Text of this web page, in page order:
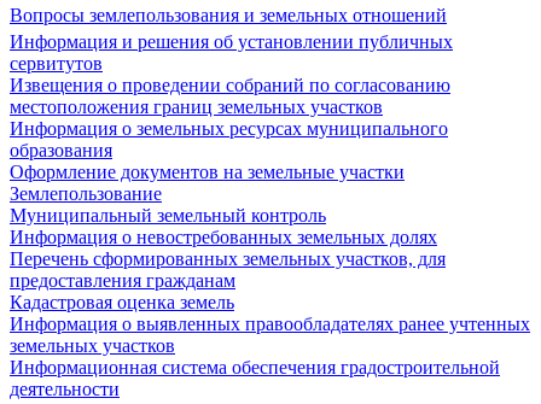
Вопросы землепользования и земельных отношений
Информация и решения об установлении публичных
сервитутов
Извещения о проведении собраний по согласованию
местоположения границ земельных участков
Информация о земельных ресурсах муниципального
образования
Оформление документов на земельные участки
Землепользование
Муниципальный земельный контроль
Информация о невостребованных земельных долях
Перечень сформированных земельных участков, для
предоставления гражданам
Кадастровая оценка земель
Информация о выявленных правообладателях ранее учтенных
земельных участков
Информационная система обеспечения градостроительной
деятельности